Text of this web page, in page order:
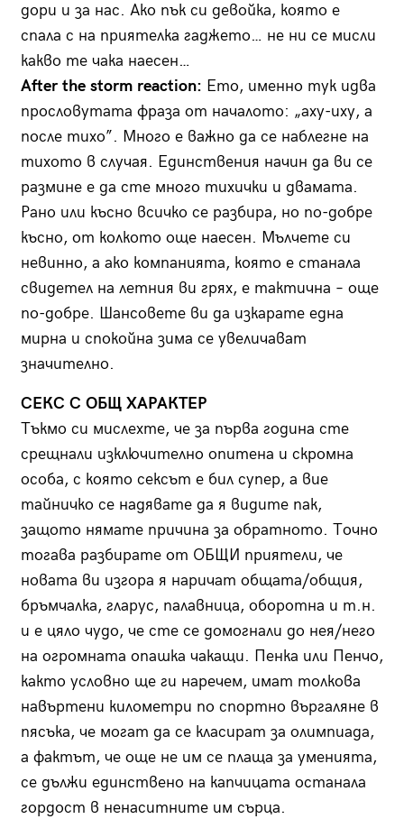
дори и за нас. Ако пък си девойка, която е
спала с на приятелка гаджето… не ни се мисли
какво те чака наесен…
After the storm reaction: Ето, именно тук идва
прословутата фраза от началото: „аху-иху, а
после тихо”. Много е важно да се наблегне на
тихото в случая. Единствения начин да ви се
размине е да сте много тихички и двамата.
Рано или късно всичко се разбира, но по-добре
късно, от колкото още наесен. Мълчете си
невинно, а ако компанията, която е станала
свидетел на летния ви грях, е тактична – още
по-добре. Шансовете ви да изкарате една
мирна и спокойна зима се увеличават
значително.
СЕКС С ОБЩ ХАРАКТЕР
Тъкмо си мислехте, че за първа година сте
срещнали изключително опитена и скромна
особа, с която сексът е бил супер, а вие
тайничко се надявате да я видите пак,
защото нямате причина за обратното. Точно
тогава разбирате от ОБЩИ приятели, че
новата ви изгора я наричат общата/общия,
бръмчалка, гларус, палавница, оборотна и т.н.
и е цяло чудо, че сте се домогнали до нея/него
на огромната опашка чакащи. Пенка или Пенчо,
както условно ще ги наречем, имат толкова
навъртени километри по спортно въргаляне в
пясъка, че могат да се класират за олимпиада,
а фактът, че още не им се плаща за уменията,
се дължи единствено на капчицата останала
гордост в ненаситните им сърца.